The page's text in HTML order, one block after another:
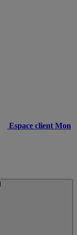
Espace client Mon